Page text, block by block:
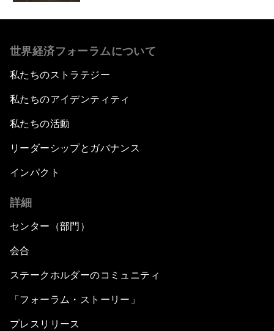
世界経済フォーラムについて
私たちのストラテジー
私たちのアイデンティティ
私たちの活動
リーダーシップとガバナンス
インパクト
詳細
センター（部門）
会合
ステークホルダーのコミュニティ
「フォーラム・ストーリー」
プレスリリース